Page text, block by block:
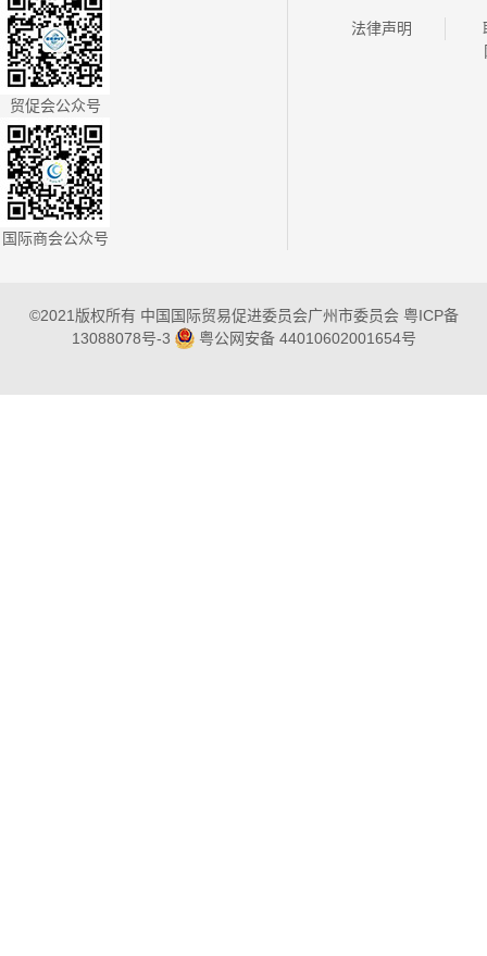
贸促会公众号
国际商会公众号
法律声明
©2021版权所有 中国国际贸易促进委员会广州市委员会 粤ICP备
13088078号-3
粤公网安备 44010602001654号